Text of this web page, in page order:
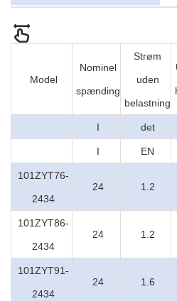
Model
Nominel
spænding
Strøm
uden
belastning
I det
I EN
101ZYT76-
2434
24 1.2
101ZYT86-
2434
24 1.2
101ZYT91-
2434
24 1.6